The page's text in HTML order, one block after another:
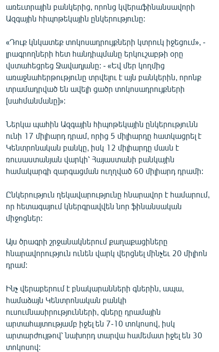
Հայերեն
Русский
ՀԵՏԵՎԵՔ ՄԵԶ
«Ազատության» բոլոր կայքերը
առեւտրային բանկերից, որոնց կվերաֆինանսավորի
Ազգային հիպոթեկային ընկերությունը:
«Դուք կնկատեք տոկոսադրույքների կտրուկ իջեցում», -
լրագրողների հետ հանդիպմանը երկուշաբթի օրը
վստահեցրեց Ջավադյանը: - «Եվ մեր կողմից
առաջնահերթությունը տրվելու է այն բանկերին, որոնք
տրամադրված են ավելի ցածր տոկոսադրույքների
[սահմանմանը]»:
Ներկա պահին Ազգային հիպոթեկային ընկերությունն
ունի 17 միլիարդ դրամ, որից 5 միլիարդը հատկացրել է
Կենտրոնական բանկը, իսկ 12 միլիարդը մասն է
ռուսաստանյան վարկի՝ Հայաստանի բանկային
համակարգի զարգացման ուղղված 60 միլիարդ դրամի:
Ընկերություն ղեկավարությունը հնարավոր է համարում,
որ հետագայում կներգրավվեն նոր ֆինանսական
միջոցներ:
Այս ծրագրի շրջանակներում քաղաքացիները
հնարավորություն ունեն վարկ վերցնել մինչեւ 20 միլիոն
դրամ:
Ինչ վերաբերում է բնակարանների գներին, ապա,
համաձայն Կենտրոնական բանկի
ուսումնասիրությունների, գները դրամային
արտահայտությամբ իջել են 7-10 տոկոսով, իսկ
արտարժույթով՝ նախորդ տարվա համեմատ իջել են 30
տոկոսով: